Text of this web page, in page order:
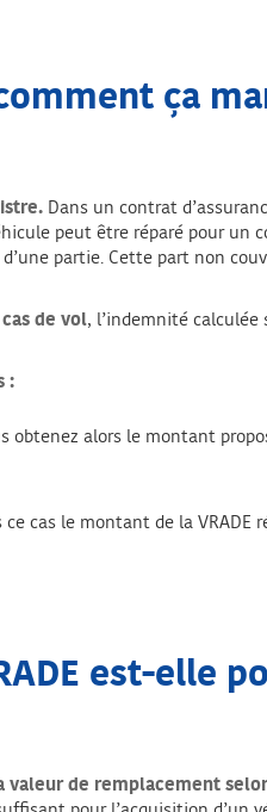
ça
Dans un contrat
peut être réparé pour un
partie. Cette part non
de vol, l’indemnité calculée
:
obtenez alors le montant
ce cas le montant de la
est-elle
valeur de remplacement